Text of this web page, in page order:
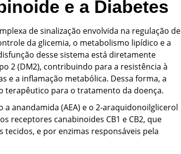
e a Diabetes
de sinalização envolvida na regulação de
da glicemia, o metabolismo lipídico e a
desse sistema está diretamente
2 (DM2), contribuindo para a resistência à
e a inflamação metabólica. Dessa forma, a
terapêutico para o tratamento da doença.
anandamida (AEA) e o 2-araquidonoilglicerol
receptores canabinoides CB1 e CB2, que
e por enzimas responsáveis pela